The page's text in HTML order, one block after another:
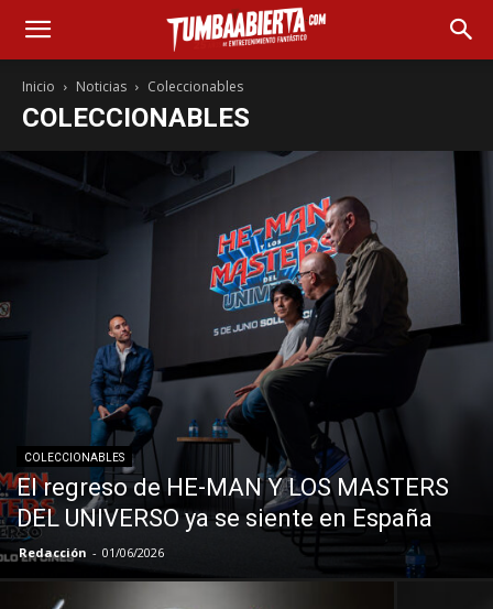
Inicio Noticias Coleccionables
COLECCIONABLES
COLECCIONABLES
El regreso de HE-MAN Y LOS MASTERS
DEL UNIVERSO ya se siente en España
Redacción - 01/06/2026